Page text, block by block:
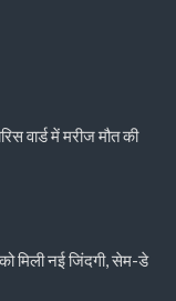
वार्ड में मरीज मौत की
मिली नई जिंदगी, सेम-डे